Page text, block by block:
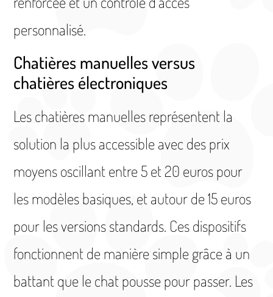
personnalisé.
Chatières manuelles versus
chatières électroniques
Les chatières manuelles représentent la
solution la plus accessible avec des prix
moyens oscillant entre 5 et 20 euros pour
les modèles basiques, et autour de 15 euros
pour les versions standards. Ces dispositifs
fonctionnent de manière simple grâce à un
battant que le chat pousse pour passer. Les